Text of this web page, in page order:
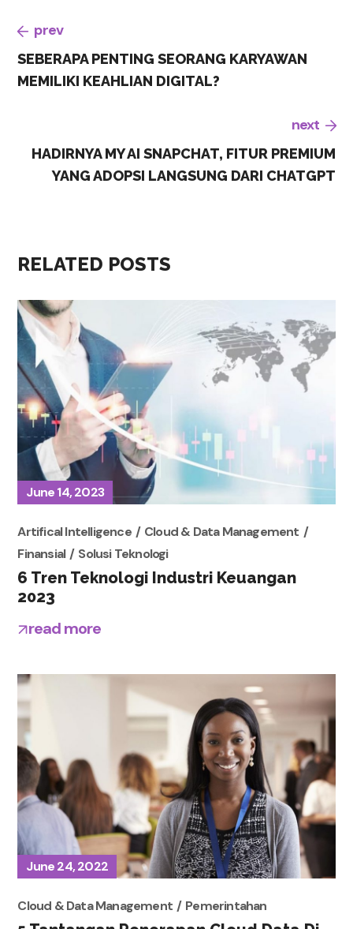
prev
SEBERAPA PENTING SEORANG KARYAWAN
MEMILIKI KEAHLIAN DIGITAL?
next
HADIRNYA MY AI SNAPCHAT, FITUR PREMIUM
YANG ADOPSI LANGSUNG DARI CHATGPT
RELATED POSTS
June 14, 2023
Artifical Intelligence
Cloud & Data Management
Finansial
Solusi Teknologi
6 Tren Teknologi Industri Keuangan
2023
read more
June 24, 2022
Cloud & Data Management Pemerintahan